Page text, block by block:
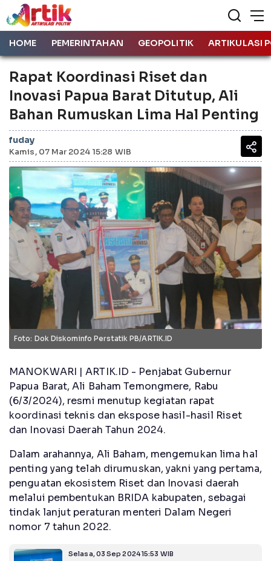
HOME PEMERINTAHAN GEOPOLITIK ARTIKULASI
Rapat Koordinasi Riset dan
Inovasi Papua Barat Ditutup, Ali
Bahan Rumuskan Lima Hal Penting
fuday
Kamis, 07 Mar 2024 15:28 WIB
Foto: Dok Diskominfo Perstatik PB/ARTIK.ID
MANOKWARI | ARTIK.ID - Penjabat Gubernur
Papua Barat, Ali Baham Temongmere, Rabu
(6/3/2024), resmi menutup kegiatan rapat
koordinasi teknis dan ekspose hasil-hasil Riset
dan Inovasi Daerah Tahun 2024.
Dalam arahannya, Ali Baham, mengemukan lima hal
penting yang telah dirumuskan, yakni yang pertama,
penguatan ekosistem Riset dan Inovasi daerah
melalui pembentukan BRIDA kabupaten, sebagai
tindak lanjut peraturan menteri Dalam Negeri
nomor 7 tahun 2022.
Selasa, 03 Sep 2024 15:53 WIB